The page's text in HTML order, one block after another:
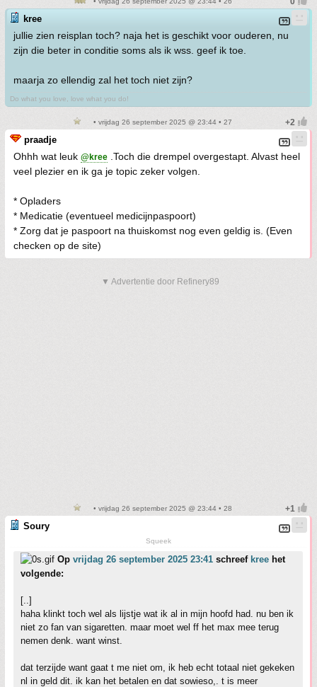
kree
jullie zien reisplan toch? naja het is geschikt voor ouderen, nu
zijn die beter in conditie soms als ik wss. geef ik toe.
maarja zo ellendig zal het toch niet zijn?
Do what you love, love what you do!
• vrijdag 26 september 2025 @ 23:44 • 27
praadje
Ohhh wat leuk @kree .Toch die drempel overgestapt. Alvast heel
veel plezier en ik ga je topic zeker volgen.
* Opladers
* Medicatie (eventueel medicijnpaspoort)
* Zorg dat je paspoort na thuiskomst nog even geldig is. (Even
checken op de site)
▼ Advertentie door Refinery89
• vrijdag 26 september 2025 @ 23:44 • 28
Soury
Squeek
Op vrijdag 26 september 2025 23:41 schreef kree het
volgende:
[..]
haha klinkt toch wel als lijstje wat ik al in mijn hoofd had. nu ben ik
niet zo fan van sigaretten. maar moet wel ff het max mee terug
nemen denk. want winst.
dat terzijde want gaat t me niet om, ik heb echt totaal niet gekeken
nl in geld dit. ik kan het betalen en dat sowieso,. t is meer